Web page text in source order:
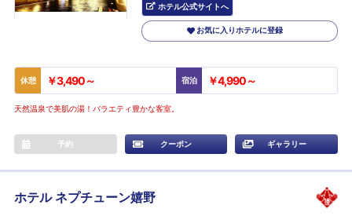
ホテル公式サイトへ
お気に入りホテルに登録
休憩 ￥3,490～ 宿泊 ￥4,990～
天然温泉で美肌の湯！バラエティ豊かな客室。
予約 クーポン ギャラリー
ホテル ネプチューン嬉野